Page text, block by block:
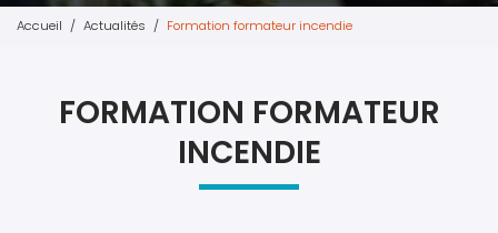
Accueil Actualités Formation formateur incendie
FORMATION FORMATEUR
INCENDIE